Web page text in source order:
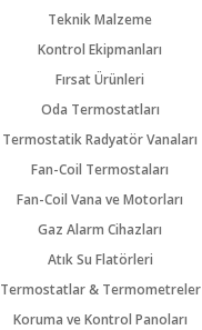
Teknik Malzeme
Kontrol Ekipmanları
Fırsat Ürünleri
Oda Termostatları
Termostatik Radyatör Vanaları
Fan-Coil Termostaları
Fan-Coil Vana ve Motorları
Gaz Alarm Cihazları
Atık Su Flatörleri
Termostatlar & Termometreler
Koruma ve Kontrol Panoları